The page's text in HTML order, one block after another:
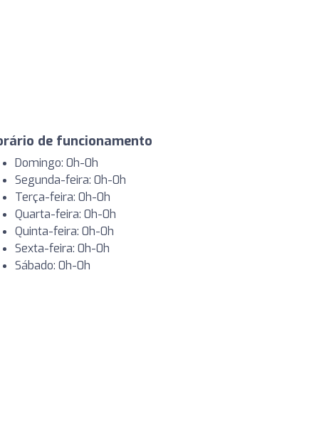
de funcionamento
Domingo: 0h-0h
Segunda-feira: 0h-0h
Terça-feira: 0h-0h
Quarta-feira: 0h-0h
Quinta-feira: 0h-0h
Sexta-feira: 0h-0h
Sábado: 0h-0h